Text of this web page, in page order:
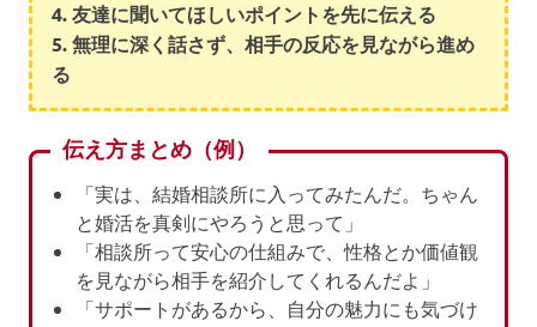
4. 友達に聞いてほしいポイントを先に伝える
5. 無理に深く話さず、相手の反応を見ながら進め
る
伝え方まとめ（例）
「実は、結婚相談所に入ってみたんだ。ちゃん
と婚活を真剣にやろうと思って」
「相談所って安心の仕組みで、性格とか価値観
を見ながら相手を紹介してくれるんだよ」
「サポートがあるから、自分の魅力にも気づけ